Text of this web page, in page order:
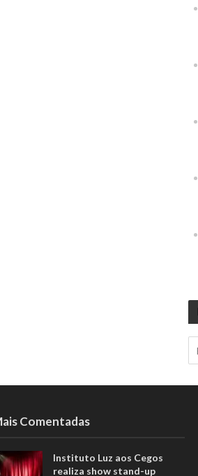
Comentadas
Instituto Luz aos Cegos
realiza show stand-up